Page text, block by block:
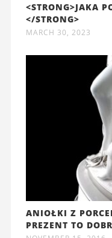
<STRONG>JAKA
</STRONG>
MARCH 30, 2023
ANIOŁKI Z
PREZENT TO